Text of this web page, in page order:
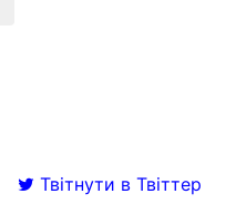
Твітнути в Твіттер